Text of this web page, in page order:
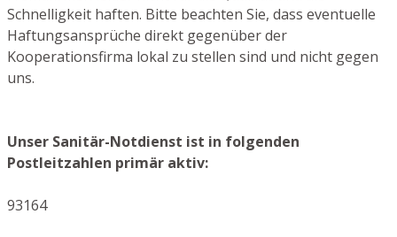
Schnelligkeit haften. Bitte beachten Sie, dass eventuelle
Haftungsansprüche direkt gegenüber der
Kooperationsfirma lokal zu stellen sind und nicht gegen
uns.
Unser Sanitär-Notdienst ist in folgenden
Postleitzahlen primär aktiv:
93164